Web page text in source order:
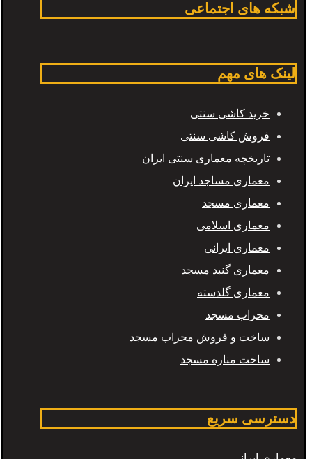
شبکه های اجتماعی
لینک های مهم
خرید کاشی سنتی
فروش کاشی سنتی
تاریخچه معماری سنتی ایران
معماری مساجد ایران
معماری مسجد
معماری اسلامی
معماری ایرانی
معماری گنبد مسجد
معماری گلدسته
محراب مسجد
ساخت و فروش محراب مسجد
ساخت مناره مسجد
دسترسی سریع